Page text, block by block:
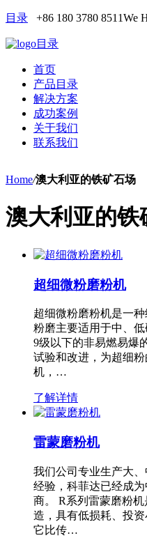
目录 +86 180 3780 8511We
目录
首页
产品目录
解决方案
成功案例
关于我们
联系我们
Home/澳大利亚的铁矿石场
澳大利亚的铁
超细微粉磨粉机
超细微粉磨粉机是一
粉磨主要适用于中、
9级以下的非易燃易爆
试验和改进，为超细
机，…
了解详情
雷蒙磨粉机
我们公司专业生产大
经验，科菲达已经成
商。 R系列雷蒙磨粉
造，具有低损耗、投
它比传…